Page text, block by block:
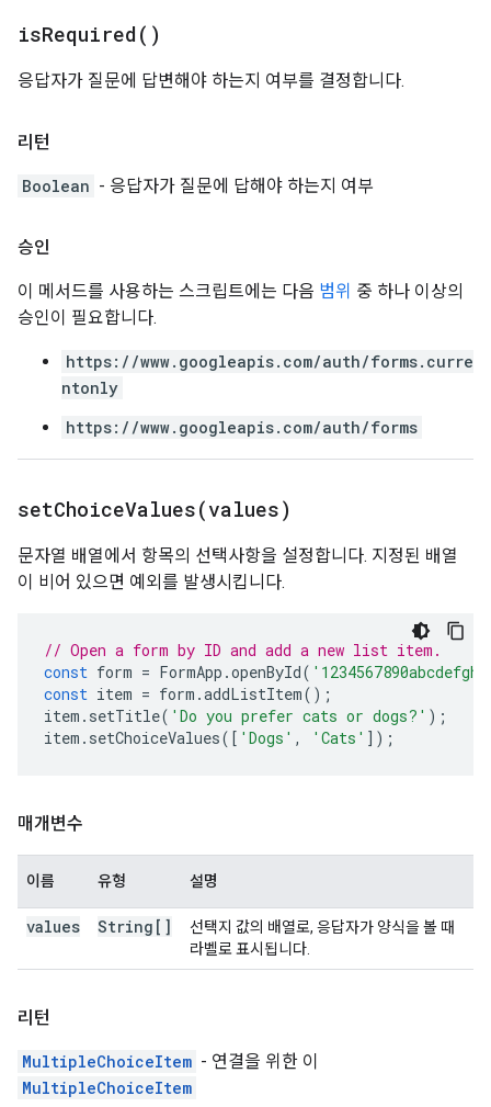
isRequired( )
응답자가 질문에 답변해야 하는지 여부를 결정합니다.
리턴
Boolean - 응답자가 질문에 답해야 하는지 여부
승인
이 메서드를 사용하는 스크립트에는 다음 범위 중 하나 이상의
승인이 필요합니다.
https://www.googleapis.com/auth/forms.curre
ntonly
https://www.googleapis.com/auth/forms
setChoiceValues(values)
문자열 배열에서 항목의 선택사항을 설정합니다. 지정된 배열
이 비어 있으면 예외를 발생시킵니다.
// Open a form by ID and add a new list item.
const form = FormApp .openById(
const item = form .addListItem();
item . setTitle( 'Do you prefer cats or dogs?' );
item . setChoiceValues([ 'Dogs' , 'Cats' ]);
매개변수
이름 유형 설명
values String[]
선택지 값의 배열로, 응답자가 양식을 볼 때
라벨로 표시됩니다.
리턴
MultipleChoiceItem - 연결을 위한 이
MultipleChoiceItem